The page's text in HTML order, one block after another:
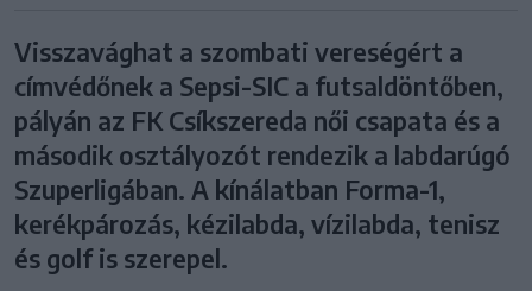
Visszavághat a szombati vereségért a
címvédőnek a Sepsi-SIC a futsaldöntőben,
pályán az FK Csíkszereda női csapata és a
második osztályozót rendezik a labdarúgó
Szuperligában. A kínálatban Forma-1,
kerékpározás, kézilabda, vízilabda, tenisz
és golf is szerepel.